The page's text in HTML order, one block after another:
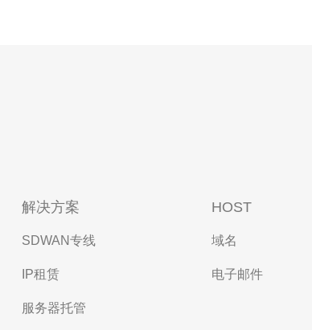
解决方案
SDWAN专线
IP租赁
服务器托管
HOST
域名
电子邮件